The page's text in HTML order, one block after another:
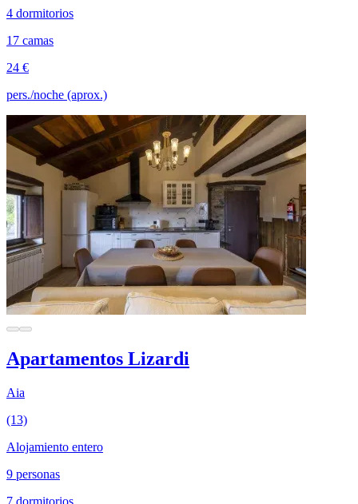
4 dormitorios
17 camas
24 €
pers./noche (aprox.)
Apartamentos Lizardi
Aia
(13)
Alojamiento entero
9 personas